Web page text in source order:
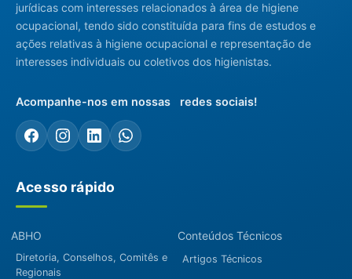
jurídicas com interesses relacionados à área de higiene
ocupacional, tendo sido constituída para fins de estudos e
ações relativas à higiene ocupacional e representação de
interesses individuais ou coletivos dos higienistas.
Acompanhe-nos em nossas redes sociais!
Acesso rápido
ABHO
Diretoria, Conselhos, Comitês e
Regionais
Conteúdos Técnicos
Artigos Técnicos